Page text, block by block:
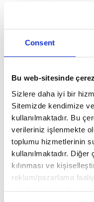
Consent
Bu web-sitesinde
Sizlere daha iyi bir
Sitemizde kendimize
kullanılmaktadır. Bu
verileriniz işlenmekte
toplumu hizmetlerinin
kullanılmaktadır.
kılınması ve
reklam/pazarlama
sınırlı olarak açık
Çünkü beni boğan